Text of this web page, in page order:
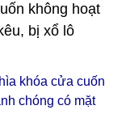
không hoạt
bị xổ lô
khóa cửa cuốn
chóng có mặt